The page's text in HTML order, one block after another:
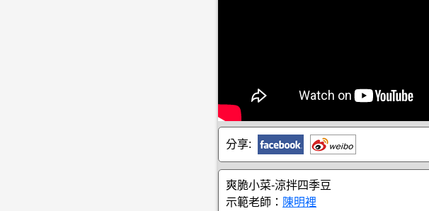
分享:
爽脆小菜-涼拌四季豆
示範老師： 陳明裡